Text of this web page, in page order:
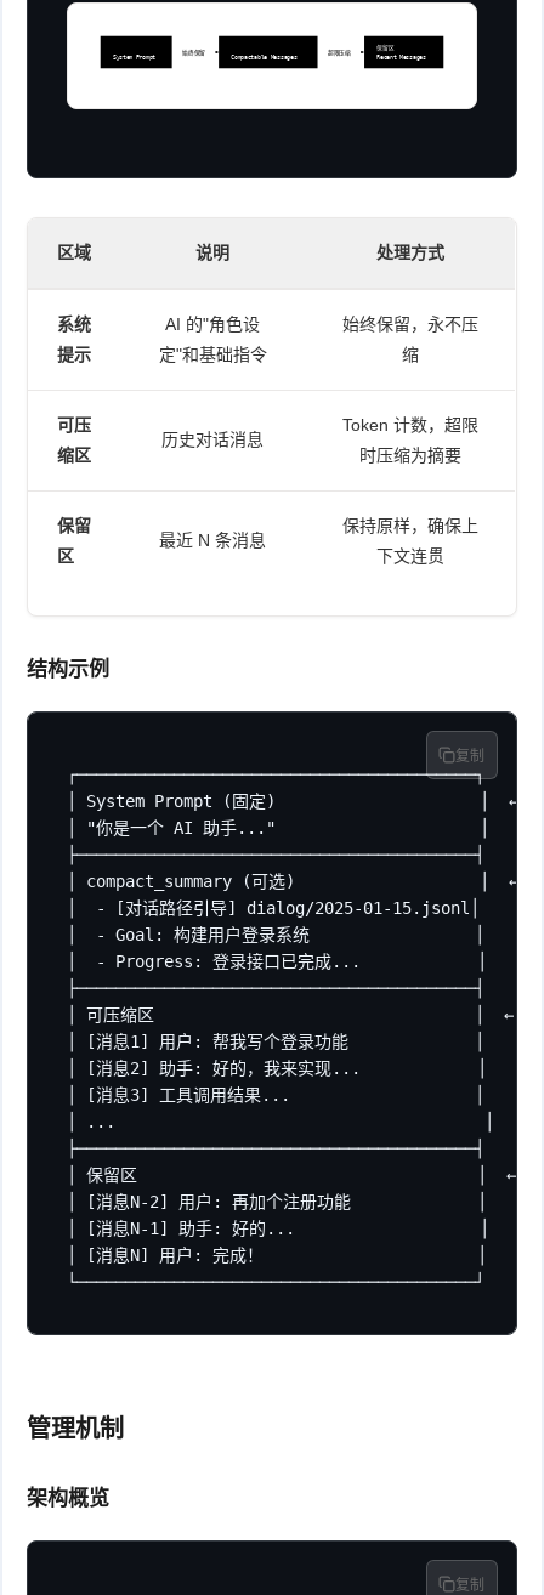
始终保留 超限压缩
System Prompt
Compactable Messages
保留区
Recent Messages
区域 说明 处理方式
系统
提示
AI 的"角色设
定"和基础指令
始终保留，永不压
缩
可压
缩区
历史对话消息
Token 计数，超限
时压缩为摘要
保留
区
最近 N 条消息
保持原样，确保上
下文连贯
结构示例
复制
┌─────────────────────────────────────────┐
│ System Prompt (固定)                     │  ←
│ "你是一个 AI 助手..."                     │
├─────────────────────────────────────────┤
│ compact_summary (可选)                   │  ←
│  - [对话路径引导] dialog/2025-01-15.jsonl│
│  - Goal: 构建用户登录系统                 │
│  - Progress: 登录接口已完成...            │
├─────────────────────────────────────────┤
│ 可压缩区                                 │  ←
│ [消息1] 用户: 帮我写个登录功能             │
│ [消息2] 助手: 好的，我来实现...            │
│ [消息3] 工具调用结果...                   │
│ ...                                      │
├─────────────────────────────────────────┤
│ 保留区                                   │  ←
│ [消息N-2] 用户: 再加个注册功能             │
│ [消息N-1] 助手: 好的...                   │
│ [消息N] 用户: 完成！                      │
└─────────────────────────────────────────┘
管理机制
架构概览
复制